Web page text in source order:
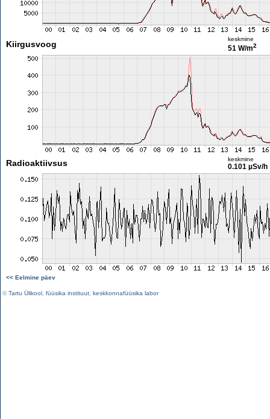
Kiirgusvoog
keskmine
51 W/m2
Radioaktiivsus keskmine
0.101 µSv/h
<< Eelmine päev
©Tartu Ülikool füüsika instituut keskkonnafüüsika labor